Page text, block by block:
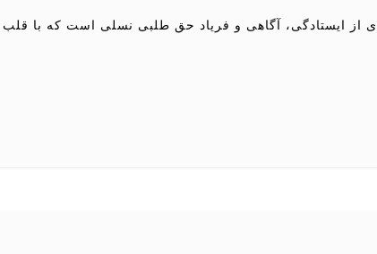
زنده ای از ایستادگی، آگاهی و فریاد حق طلبی نسلی است که با